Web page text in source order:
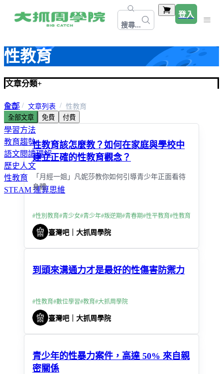
搜尋...
登入
性教育
文章分類+
全部
精選文章
學習方法
教育趨勢
語文閱讀理解
歷史人文
性教育
STEAM 運算思維
首頁 文章列表
性教育
全部文章
免費 付費
性教育該怎麼教？如何在家庭與學校中
建立正確的性教育觀念？
「月經一姐」凡妮莎教你如何引導青少年正面看待
身體
#性別教育#青少女#青少年#叛逆期#青春期#性平教育#性教育
臺灣吧｜大抓周學院
到頭來溝通力才是最好的性傷害防禦力
#性教育#數位學習#教育#大抓周學院
臺灣吧｜大抓周學院
青少年的性暴力案件，高達 50% 來自親
密關係